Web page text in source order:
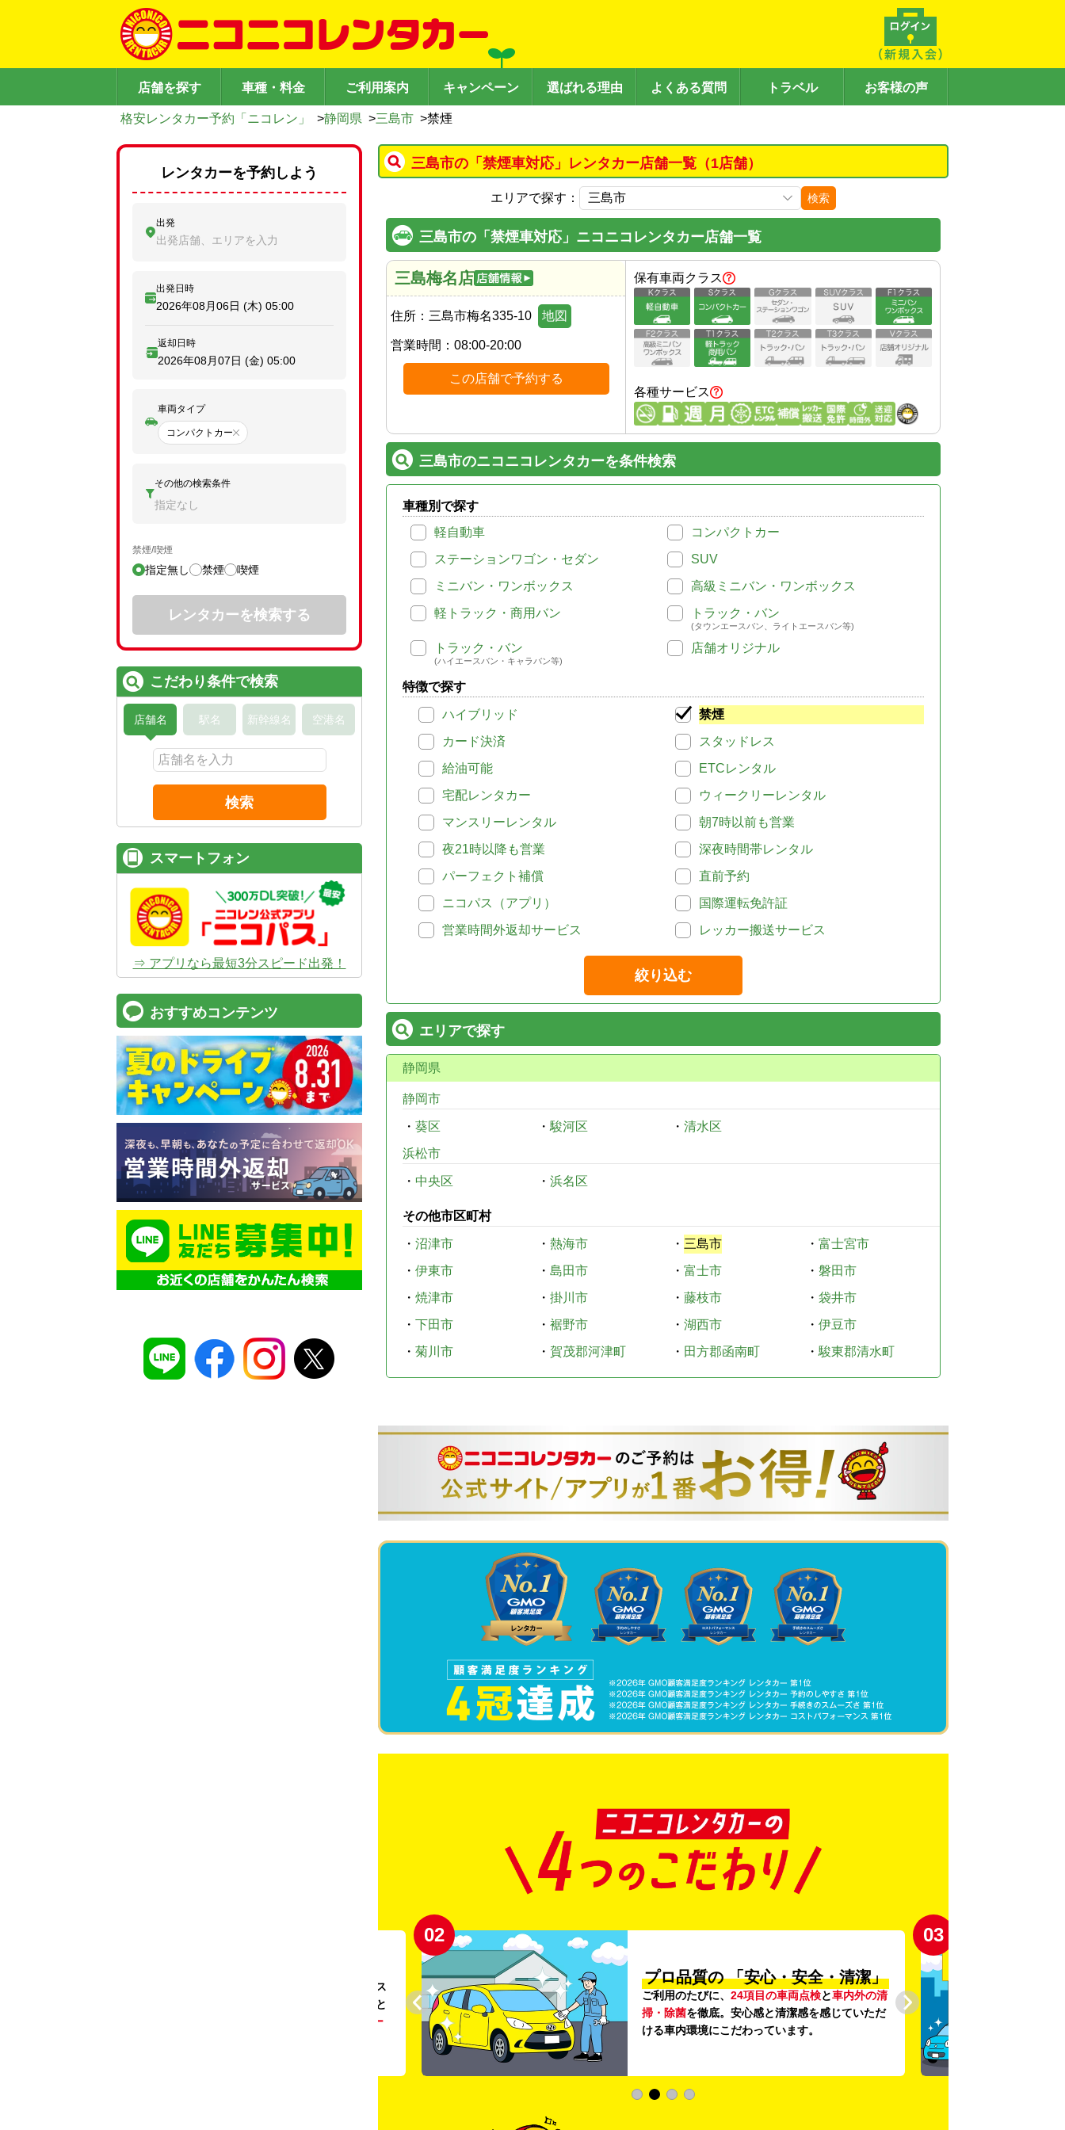
店舗を探す 車種・料金 ご利用案内 キャンペーン 選ばれる理由 よくある質問 トラベル お客様の声
格安レンタカー予約「ニコレン」 >静岡県 >三島市 >禁煙
三島市の「禁煙車対応」レンタカー店舗一覧（1店舗）
エリアで探す： 検索
三島市の「禁煙車対応」ニコニコレンタカー店舗一覧
三島梅名店
住所： 三島市梅名335-10 地図
営業時間： 08:00-20:00
この店舗で予約する
保有車両クラス
各種サービス
三島市のニコニコレンタカーを条件検索
車種別で探す
軽自動車
コンパクトカー
ステーションワゴン・セダン
SUV
ミニバン・ワンボックス
高級ミニバン・ワンボックス
軽トラック・商用バン
トラック・バン
(タウンエースバン、ライトエースバン等)
トラック・バン
(ハイエースバン・キャラバン等)
店舗オリジナル
特徴で探す
ハイブリッド
禁煙
カード決済
スタッドレス
給油可能
ETCレンタル
宅配レンタカー
ウィークリーレンタル
マンスリーレンタル
朝7時以前も営業
夜21時以降も営業
深夜時間帯レンタル
パーフェクト補償
直前予約
ニコパス（アプリ）
国際運転免許証
営業時間外返却サービス
レッカー搬送サービス
絞り込む
エリアで探す
静岡県
静岡市
・ 葵区 ・ 駿河区 ・ 清水区
浜松市
・ 中央区 ・ 浜名区
その他市区町村
・ 沼津市 ・ 熱海市 ・ 三島市 ・ 富士宮市
・ 伊東市 ・ 島田市 ・ 富士市 ・ 磐田市
・ 焼津市 ・ 掛川市 ・ 藤枝市 ・ 袋井市
・ 下田市 ・ 裾野市 ・ 湖西市 ・ 伊豆市
・ 菊川市 ・ 賀茂郡河津町 ・ 田方郡函南町 ・ 駿東郡清水町
。ガソリンス
タンドや整備工場の既存インフラを活用すること
リー
02
プロ品質の 「安心・安全・清潔」
ご利用のたびに、 24項目の車両点検と車内外の清
掃・除菌を徹底。安心感と清潔感を感じていただ
ける車内環境にこだわっています。
03
レンタカーを予約しよう
出発
出発店舗、エリアを入力
出発日時
2026年08月06日 (木) 05:00
返却日時
2026年08月07日 (金) 05:00
車両タイプ
コンパクトカー
その他の検索条件
指定なし
禁煙/喫煙
指定無し 禁煙 喫煙
レンタカーを検索する
こだわり条件で検索
店舗名 駅名 新幹線名 空港名
検索
スマートフォン
⇒ アプリなら最短3分スピード出発！
おすすめコンテンツ